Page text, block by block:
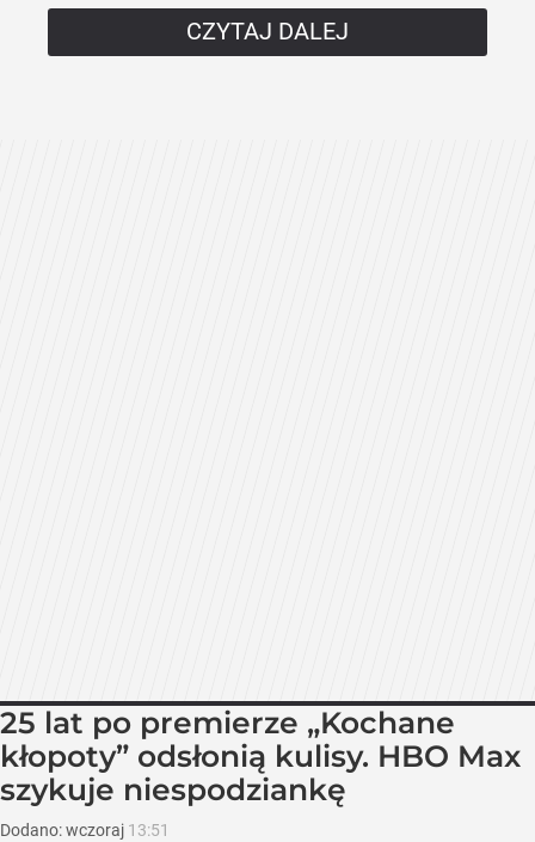
CZYTAJ DALEJ
25 lat po premierze „Kochane
kłopoty” odsłonią kulisy. HBO Max
szykuje niespodziankę
Dodano:wczoraj 13:51